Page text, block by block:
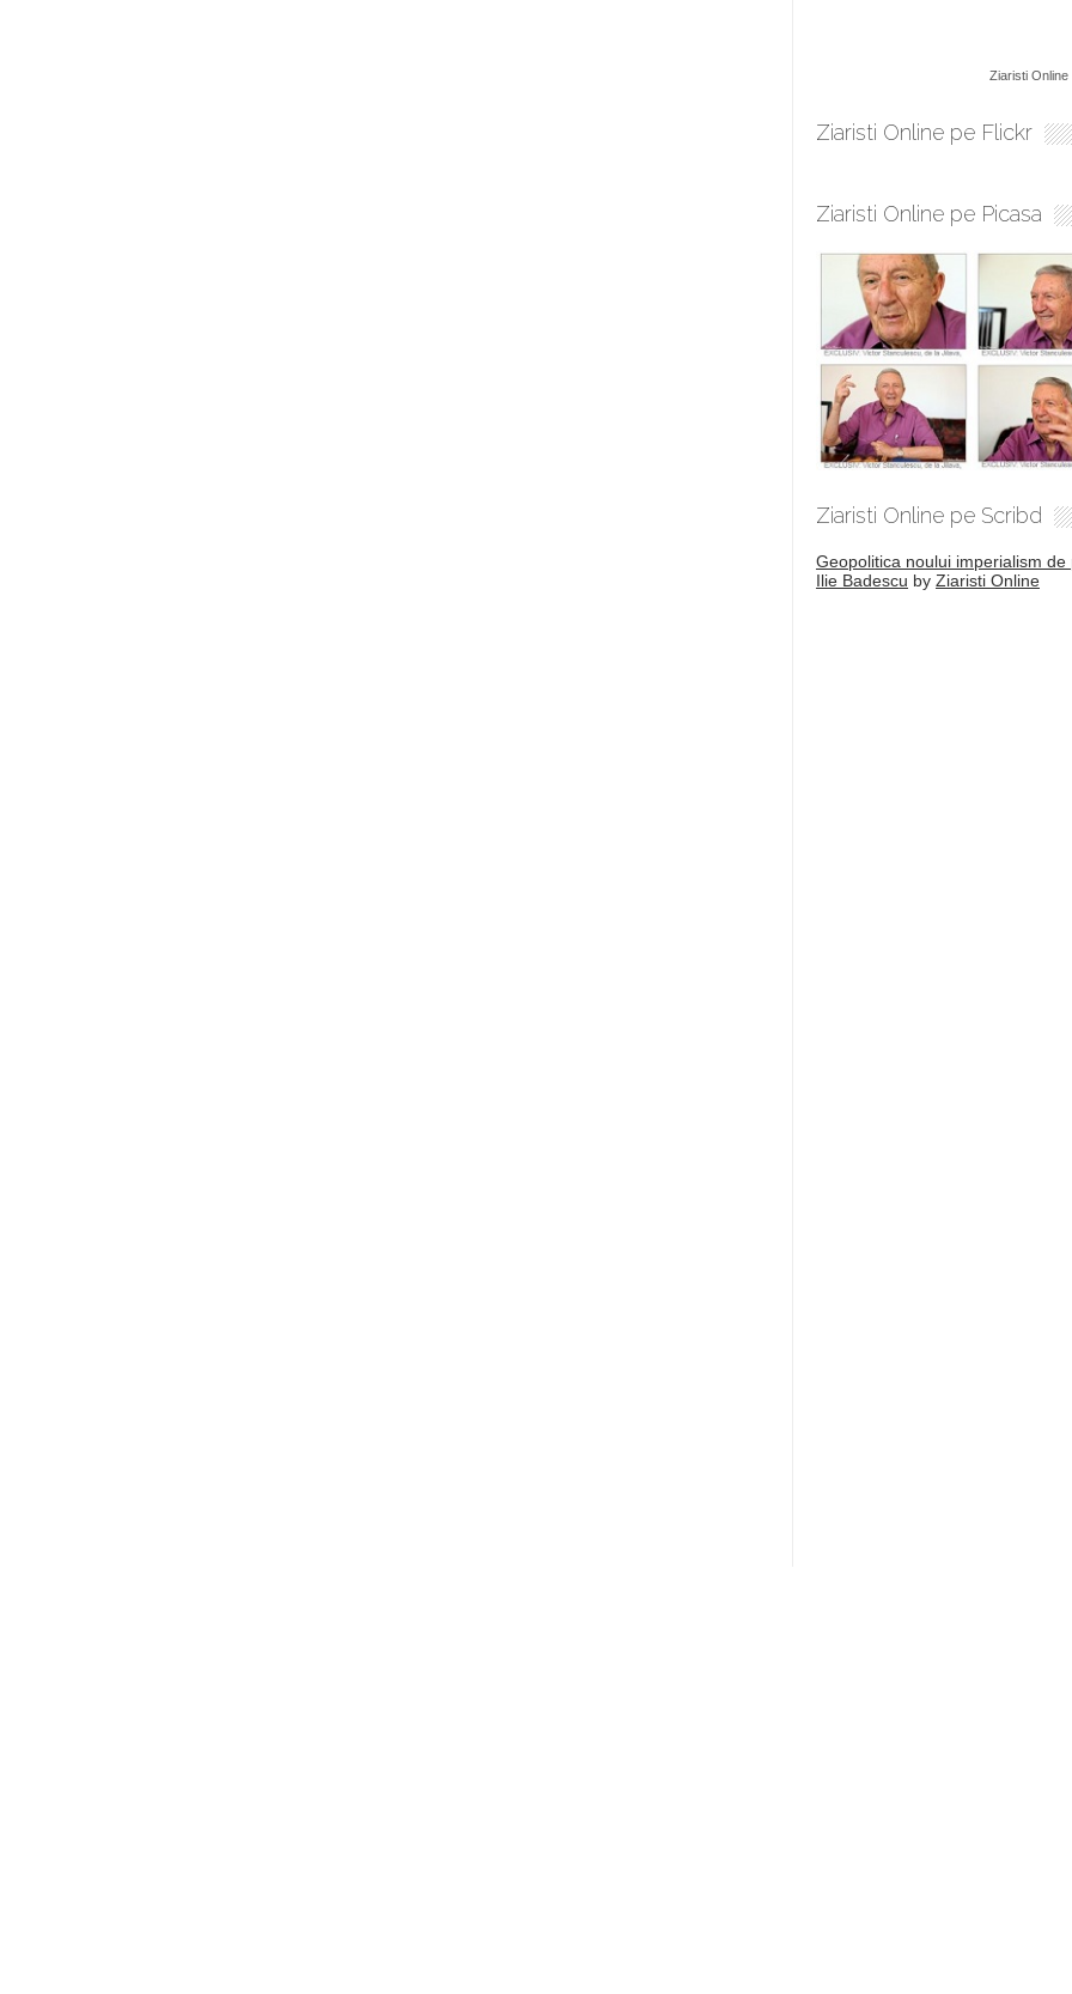
Ziaristi Online
Ziaristi Online pe Flickr
Ziaristi Online pe Picasa
Ziaristi Online pe Scribd
Geopolitica noului imperialism de
Ilie Badescu by Ziaristi Online